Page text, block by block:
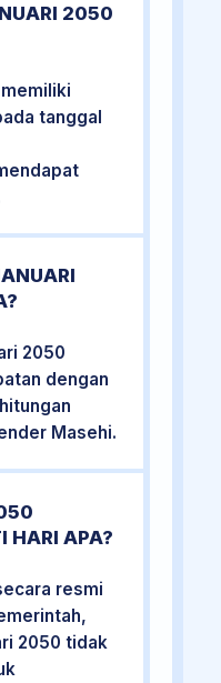
2050
tanggal
2050
dengan
Masehi.
HARI APA?
resmi
2050 tidak